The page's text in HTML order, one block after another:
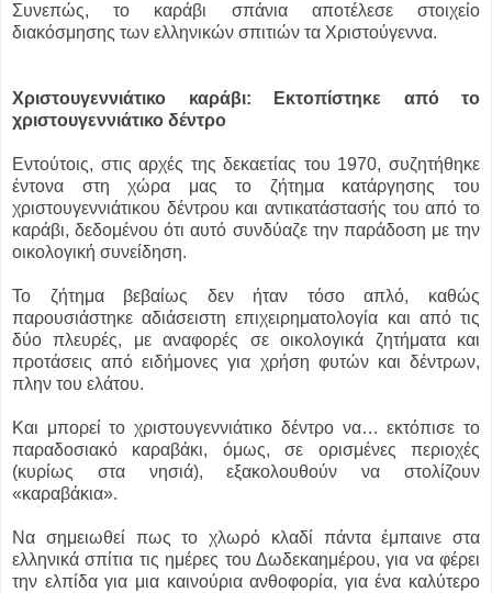
Συνεπώς, το καράβι σπάνια αποτέλεσε στοιχείο
διακόσμησης των ελληνικών σπιτιών τα Χριστούγεννα.
Χριστουγεννιάτικο καράβι: Εκτοπίστηκε από το
χριστουγεννιάτικο δέντρο
Εντούτοις, στις αρχές της δεκαετίας του 1970, συζητήθηκε
έντονα στη χώρα μας το ζήτημα κατάργησης του
χριστουγεννιάτικου δέντρου και αντικατάστασής του από το
καράβι, δεδομένου ότι αυτό συνδύαζε την παράδοση με την
οικολογική συνείδηση.
Το ζήτημα βεβαίως δεν ήταν τόσο απλό, καθώς
παρουσιάστηκε αδιάσειστη επιχειρηματολογία και από τις
δύο πλευρές, με αναφορές σε οικολογικά ζητήματα και
προτάσεις από ειδήμονες για χρήση φυτών και δέντρων,
πλην του ελάτου.
Και μπορεί το χριστουγεννιάτικο δέντρο να… εκτόπισε το
παραδοσιακό καραβάκι, όμως, σε ορισμένες περιοχές
(κυρίως στα νησιά), εξακολουθούν να στολίζουν
«καραβάκια».
Να σημειωθεί πως το χλωρό κλαδί πάντα έμπαινε στα
ελληνικά σπίτια τις ημέρες του Δωδεκαημέρου, για να φέρει
την ελπίδα για μια καινούρια ανθοφορία, για ένα καλύτερο